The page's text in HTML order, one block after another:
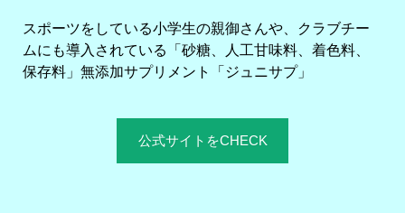
スポーツをしている小学生の親御さんや、クラブチー
ムにも導入されている「砂糖、人工甘味料、着色料、
保存料」無添加サプリメント「ジュニサプ」
公式サイトをCHECK